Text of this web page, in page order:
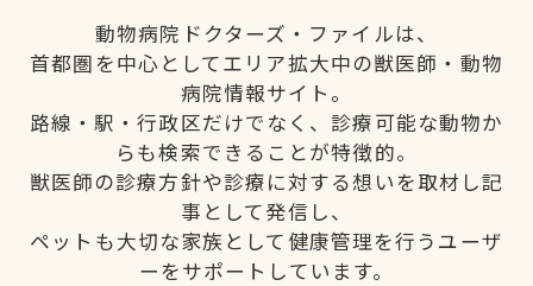
動物病院ドクターズ・ファイルは、
首都圏を中心としてエリア拡大中の獣医師・動物
病院情報サイト。
路線・駅・行政区だけでなく、診療可能な動物か
らも検索できることが特徴的。
獣医師の診療方針や診療に対する想いを取材し記
事として発信し、
ペットも大切な家族として健康管理を行うユーザ
ーをサポートしています。